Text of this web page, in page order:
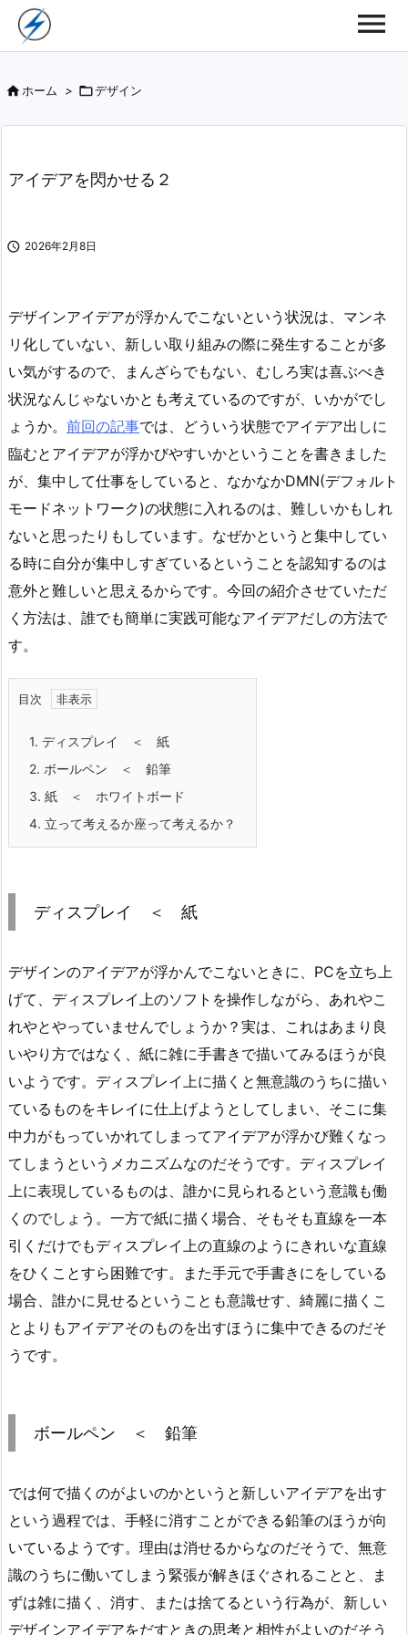
ホーム > デザイン
アイデアを閃かせる２
 2026年2月8日
デザインアイデアが浮かんでこないという状況は、マンネ
リ化していない、新しい取り組みの際に発生することが多
い気がするので、まんざらでもない、むしろ実は喜ぶべき
状況なんじゃないかとも考えているのですが、いかがでし
ょうか。 前回の記事では、どういう状態でアイデア出しに
臨むとアイデアが浮かびやすいかということを書きました
が、集中して仕事をしていると、なかなかDMN(デフォルト
モードネットワーク)の状態に入れるのは、難しいかもしれ
ないと思ったりもしています。なぜかというと集中してい
る時に自分が集中しすぎているということを認知するのは
意外と難しいと思えるからです。今回の紹介させていただ
く方法は、誰でも簡単に実践可能なアイデアだしの方法で
す。
目次
1. ディスプレイ ＜ 紙
2. ボールペン ＜ 鉛筆
3. 紙 ＜ ホワイトボード
4. 立って考えるか座って考えるか？
ディスプレイ ＜ 紙
デザインのアイデアが浮かんでこないときに、PCを立ち上
げて、ディスプレイ上のソフトを操作しながら、あれやこ
れやとやっていませんでしょうか？実は、これはあまり良
いやり方ではなく、紙に雑に手書きで描いてみるほうが良
いようです。ディスプレイ上に描くと無意識のうちに描い
ているものをキレイに仕上げようとしてしまい、そこに集
中力がもっていかれてしまってアイデアが浮かび難くなっ
てしまうというメカニズムなのだそうです。ディスプレイ
上に表現しているものは、誰かに見られるという意識も働
くのでしょう。一方で紙に描く場合、そもそも直線を一本
引くだけでもディスプレイ上の直線のようにきれいな直線
をひくことすら困難です。また手元で手書きにをしている
場合、誰かに見せるということも意識せす、綺麗に描くこ
とよりもアイデアそのものを出すほうに集中できるのだそ
うです。
ボールペン ＜ 鉛筆
では何で描くのがよいのかというと新しいアイデアを出す
という過程では、手軽に消すことができる鉛筆のほうが向
いているようです。理由は消せるからなのだそうで、無意
識のうちに働いてしまう緊張が解きほぐされることと、ま
ずは雑に描く、消す、または捨てるという行為が、新しい
デザインアイデアをだすときの思考と相性がよいのだそう